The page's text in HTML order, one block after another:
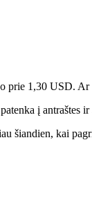
prie 1,30 USD. Ar
į antraštes
šiandien, kai